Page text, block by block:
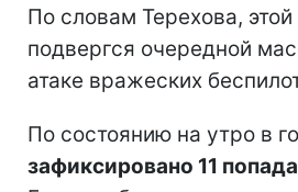
По словам Терехова,
подвергся очередной
атаке вражеских
По состоянию на утро в
зафиксировано 11